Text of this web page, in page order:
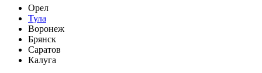
Орел
Тула
Воронеж
Брянск
Саратов
Калуга